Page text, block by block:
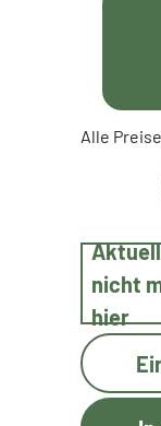
Alle
nicht
hier